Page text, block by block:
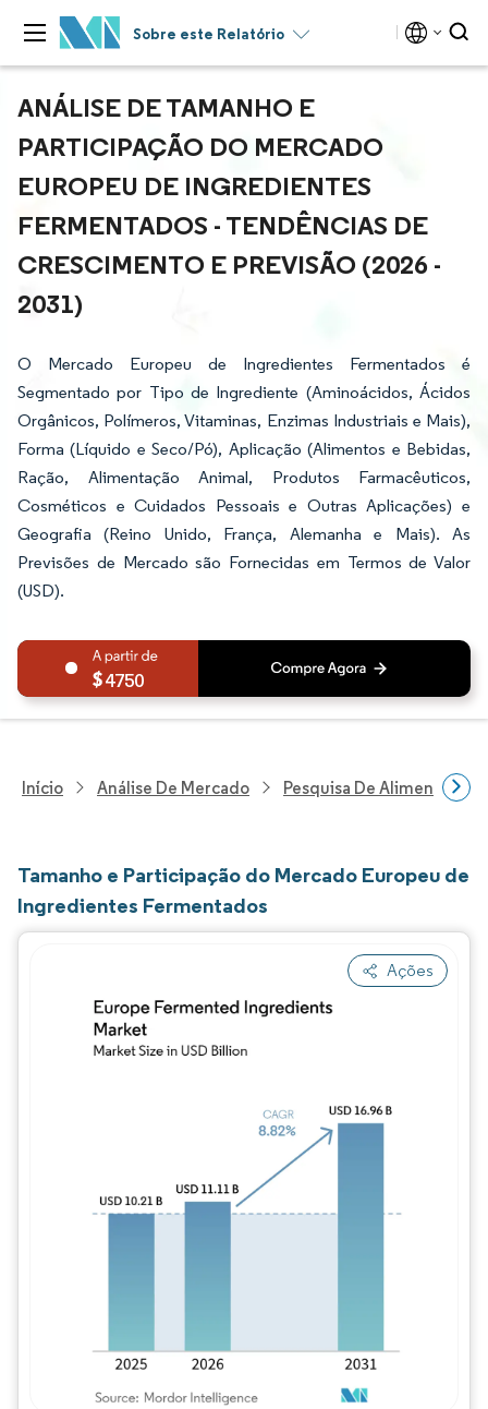
Sobre este Relatório
ANÁLISE DE TAMANHO E
PARTICIPAÇÃO DO MERCADO
EUROPEU DE INGREDIENTES
FERMENTADOS - TENDÊNCIAS DE
CRESCIMENTO E PREVISÃO (2026 -
2031)
O Mercado Europeu de Ingredientes Fermentados é
Segmentado por Tipo de Ingrediente (Aminoácidos, Ácidos
Orgânicos, Polímeros, Vitaminas, Enzimas Industriais e Mais),
Forma (Líquido e Seco/Pó), Aplicação (Alimentos e Bebidas,
Ração, Alimentação Animal, Produtos Farmacêuticos,
Cosméticos e Cuidados Pessoais e Outras Aplicações) e
Geografia (Reino Unido, França, Alemanha e Mais). As
Previsões de Mercado são Fornecidas em Termos de Valor
(USD).
4750
Início Análise De Mercado Pesquisa De Alimentos E
Tamanho e Participação do Mercado Europeu de
Ingredientes Fermentados
Ações
Imagem © Mordor Intelligence. O reuso